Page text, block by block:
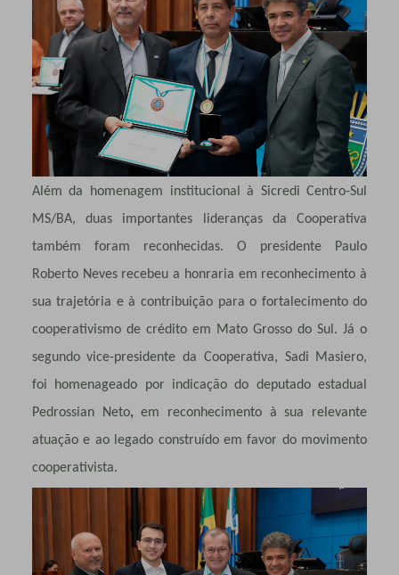
Além da homenagem institucional à Sicredi Centro-Sul
MS/BA, duas importantes lideranças da Cooperativa
também foram reconhecidas. O presidente
Paulo
Roberto Nevesrecebeu a honraria em reconhecimento à
sua trajetória e à contribuição para o fortalecimento do
cooperativismo de crédito em Mato Grosso do Sul. Já o
segundo vice-presidente da Cooperativa, Sadi Masiero,
foi homenageado por indicação do deputado estadual
Pedrossian Neto, em reconhecimento à sua relevante
atuação e ao legado construído em favor do movimento
cooperativista.